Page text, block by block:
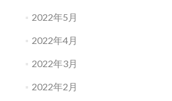
2022年5月
2022年4月
2022年3月
2022年2月